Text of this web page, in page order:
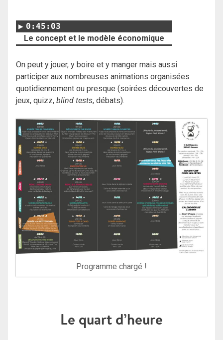
0:45:03
Le concept et le modèle économique
On peut y jouer, y boire et y manger mais aussi
participer aux nombreuses animations organisées
quotidiennement ou presque (soirées découvertes de
jeux, quizz, blind tests, débats).
Programme chargé !
Le quart d’heure